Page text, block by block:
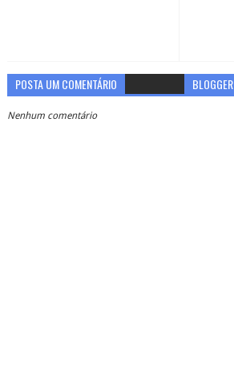
POSTA UM COMENTÁRIO BLOGGER
Nenhum comentário